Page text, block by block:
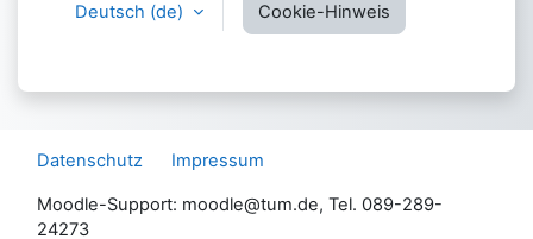
Deutsch ‎(de)‎
Cookie-Hinweis
Datenschutz Impressum
Moodle-Support: moodle@tum.de, Tel. 089-289-
24273